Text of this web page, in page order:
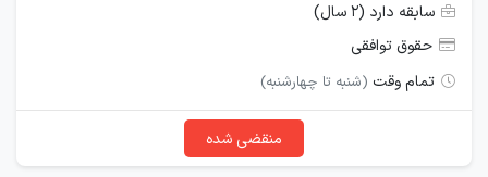
سابقه دارد (۲ سال)
حقوق توافقی
تمام وقت (شنبه تا چهارشنبه)
منقضی شده